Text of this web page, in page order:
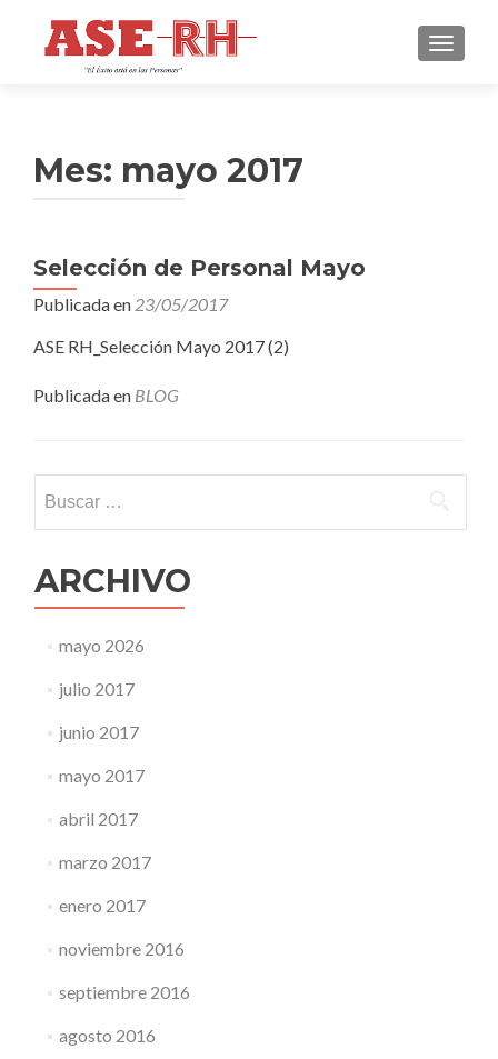
Mes: mayo 2017
Selección de Personal Mayo
Publicada en 23/05/2017
ASE RH_Selección Mayo 2017 (2)
Publicada en BLOG
ARCHIVO
mayo 2026
julio 2017
junio 2017
mayo 2017
abril 2017
marzo 2017
enero 2017
noviembre 2016
septiembre 2016
agosto 2016